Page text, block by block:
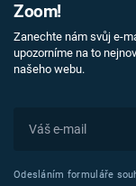
Zoom!
Zanechte nám svůj e-
upozorníme na to
našeho webu.
Odesláním formuláře